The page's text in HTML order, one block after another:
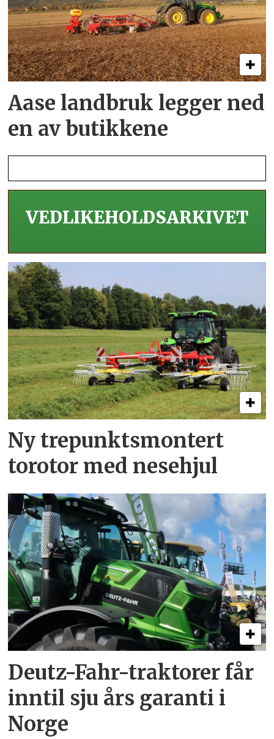
Aase landbruk legger ned
en av butikkene
VEDLIKEHOLDS­ARKIVET
Ny trepunkts­montert
torotor med nesehjul
Deutz-Fahr-traktorer får
inntil sju års garanti i
Norge